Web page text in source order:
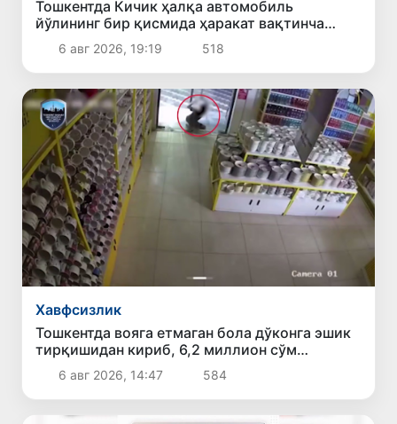
Тошкентда Кичик ҳалқа автомобиль
йўлининг бир қисмида ҳаракат вақтинча
чекланади
6 авг 2026, 19:19 518
Хавфсизлик
Тошкентда вояга етмаган бола дўконга эшик
тирқишидан кириб, 6,2 миллион сўм
ўғирлади
6 авг 2026, 14:47 584